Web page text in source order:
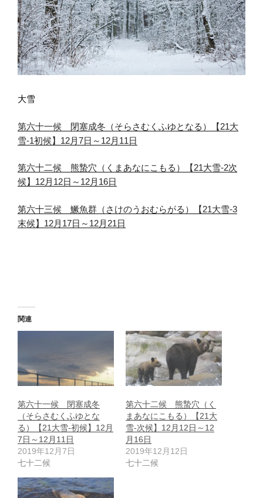
大雪
第六十一候 閉塞成冬（そらさむくふゆとなる）【21大
雪-1初候】12月7日～12月11日
第六十二候 熊蟄穴（くまあなにこもる）【21大雪-2次
候】12月12日～12月16日
第六十三候 鱖魚群（さけのうおむらがる）【21大雪-3
末候】12月17日～12月21日
関連
第六十一候 閉塞成冬
（そらさむくふゆとな
る）【21大雪-初候】12月
7日～12月11日
2019年12月7日
七十二候
第六十二候 熊蟄穴（く
まあなにこもる）【21大
雪-次候】12月12日～12
月16日
2019年12月12日
七十二候